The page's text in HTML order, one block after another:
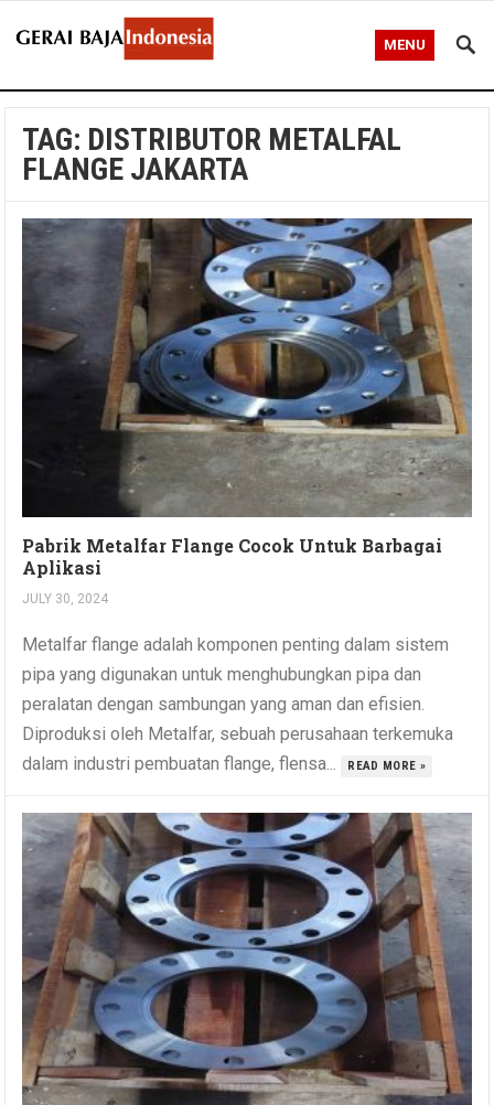
MENU
TAG: DISTRIBUTOR METALFAL
FLANGE JAKARTA
Pabrik Metalfar Flange Cocok Untuk Barbagai
Aplikasi
JULY 30, 2024
Metalfar flange adalah komponen penting dalam sistem
pipa yang digunakan untuk menghubungkan pipa dan
peralatan dengan sambungan yang aman dan efisien.
Diproduksi oleh Metalfar, sebuah perusahaan terkemuka
dalam industri pembuatan flange, flensa...
READ MORE »